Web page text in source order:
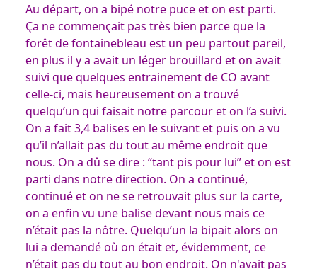
Au départ, on a bipé notre puce et on est parti.
Ça ne commençait pas très bien parce que la
forêt de fontainebleau est un peu partout pareil,
en plus il y a avait un léger brouillard et on avait
suivi que quelques entrainement de CO avant
celle-ci, mais heureusement on a trouvé
quelqu’un qui faisait notre parcour et on l’a suivi.
On a fait 3,4 balises en le suivant et puis on a vu
qu’il n’allait pas du tout au même endroit que
nous. On a dû se dire : “tant pis pour lui” et on est
parti dans notre direction. On a continué,
continué et on ne se retrouvait plus sur la carte,
on a enfin vu une balise devant nous mais ce
n’était pas la nôtre. Quelqu’un la bipait alors on
lui a demandé où on était et, évidemment, ce
n’était pas du tout au bon endroit. On n'avait pas